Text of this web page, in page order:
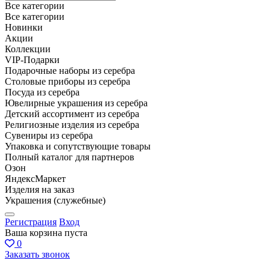
Все категории
Все категории
Новинки
Акции
Коллекции
VIP-Подарки
Подарочные наборы из серебра
Столовые приборы из серебра
Посуда из серебра
Ювелирные украшения из серебра
Детский ассортимент из серебра
Религиозные изделия из серебра
Сувениры из серебра
Упаковка и сопутствующие товары
Полный каталог для партнеров
Озон
ЯндексМаркет
Изделия на заказ
Украшения (служебные)
Регистрация Вход
Ваша корзина пуста
0
Заказать звонок